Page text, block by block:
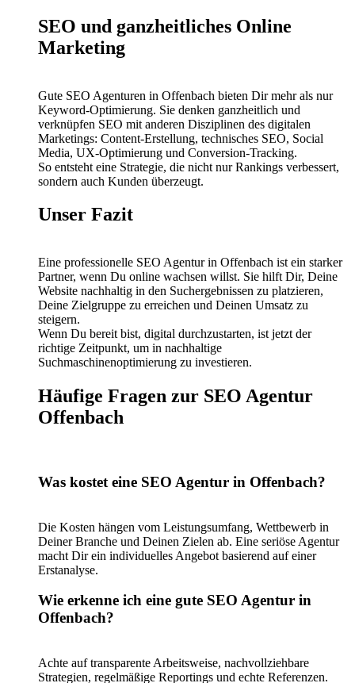
SEO und ganzheitliches Online
Marketing
Gute SEO Agenturen in Offenbach bieten Dir mehr als nur
Keyword-Optimierung. Sie denken ganzheitlich und
verknüpfen SEO mit anderen Disziplinen des digitalen
Marketings: Content-Erstellung, technisches SEO, Social
Media, UX-Optimierung und Conversion-Tracking.
So entsteht eine Strategie, die nicht nur Rankings verbessert,
sondern auch Kunden überzeugt.
Unser Fazit
Eine professionelle SEO Agentur in Offenbach ist ein starker
Partner, wenn Du online wachsen willst. Sie hilft Dir, Deine
Website nachhaltig in den Suchergebnissen zu platzieren,
Deine Zielgruppe zu erreichen und Deinen Umsatz zu
steigern.
Wenn Du bereit bist, digital durchzustarten, ist jetzt der
richtige Zeitpunkt, um in nachhaltige
Suchmaschinenoptimierung zu investieren.
Häufige Fragen zur SEO Agentur
Offenbach
Was kostet eine SEO Agentur in Offenbach?
Die Kosten hängen vom Leistungsumfang, Wettbewerb in
Deiner Branche und Deinen Zielen ab. Eine seriöse Agentur
macht Dir ein individuelles Angebot basierend auf einer
Erstanalyse.
Wie erkenne ich eine gute SEO Agentur in
Offenbach?
Achte auf transparente Arbeitsweise, nachvollziehbare
Strategien, regelmäßige Reportings und echte Referenzen.